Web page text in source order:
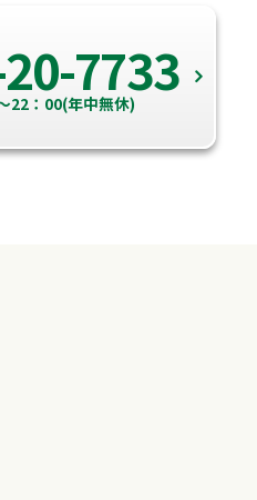
7733
22：00(年中無休)